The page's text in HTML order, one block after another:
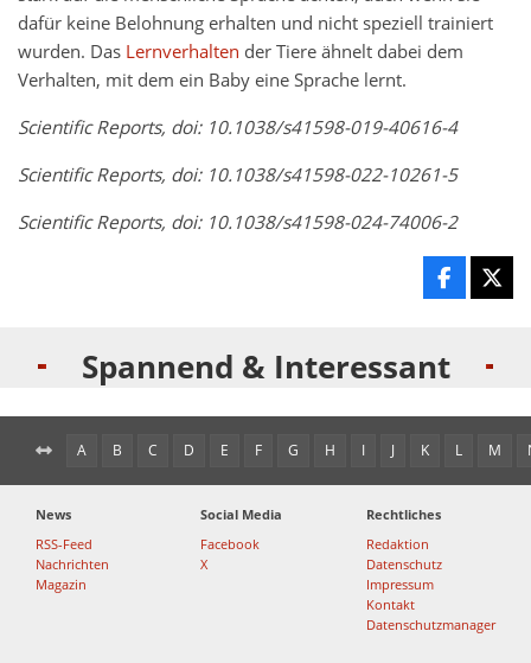
dafür keine Belohnung erhalten und nicht speziell trainiert
wurden. Das Lernverhalten der Tiere ähnelt dabei dem
Verhalten, mit dem ein Baby eine Sprache lernt.
Scientific Reports, doi: 10.1038/s41598-019-40616-4
Scientific Reports, doi: 10.1038/s41598-022-10261-5
Scientific Reports, doi: 10.1038/s41598-024-74006-2
Spannend & Interessant
A B C D E F G H I J K L M
News
RSS-Feed
Nachrichten
Magazin
Social Media
Facebook
X
Rechtliches
Redaktion
Datenschutz
Impressum
Kontakt
Datenschutzmanager